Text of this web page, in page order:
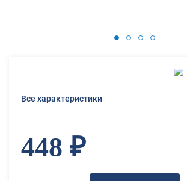
Все характеристики
448 ₽